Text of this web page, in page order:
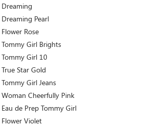
Pearl
Rose
Girl Brights
Girl 10
Star Gold
Girl Jeans
Cheerfully Pink
de Prep Tommy Girl
Violet